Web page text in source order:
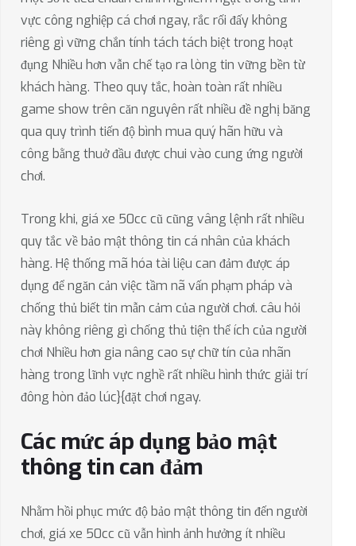
vực công nghiệp cá chơi ngay, rắc rối đấy không
riêng gì vững chắn tính tách tách biệt trong hoạt
đụng Nhiều hơn vẫn chế tạo ra lòng tin vững bền từ
khách hàng. Theo quy tắc, hoàn toàn rất nhiều
game show trên căn nguyên rất nhiều đề nghị băng
qua quy trình tiến độ bình mua quý hãn hữu và
công bằng thuở đầu được chui vào cung ứng người
chơi.
Trong khi, giá xe 50cc cũ cũng vâng lệnh rất nhiều
quy tắc về bảo mật thông tin cá nhân của khách
hàng. Hệ thống mã hóa tài liệu can đảm được áp
dụng để ngăn cản việc tầm nã vấn phạm pháp và
chống thủ biết tin mẫn cảm của người chơi. câu hỏi
này không riêng gì chống thủ tiện thể ích của người
chơi Nhiều hơn gia nâng cao sự chữ tín của nhãn
hàng trong lĩnh vực nghề rất nhiều hình thức giải trí
đông hòn đảo lúc}{đặt chơi ngay.
Các mức áp dụng bảo mật
thông tin can đảm
Nhằm hồi phục mức độ bảo mật thông tin đến người
chơi, giá xe 50cc cũ vẫn hình ảnh hưởng ít nhiều